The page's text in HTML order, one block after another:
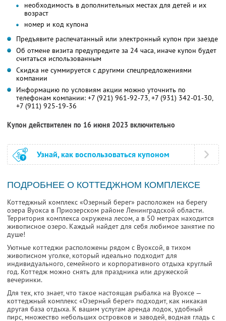
необходимость в дополнительных местах для детей и их
возраст
номер и код купона
Предъявите распечатанный или электронный купон при заезде
Об отмене визита предупредите за 24 часа, иначе купон будет
считаться использованным
Скидка не суммируется с другими спецпредложениями
компании
Информацию по условиям акции можно уточнить по
телефонам компании: +7 (921) 961-92-73, +7 (931) 342-01-30,
+7 (911) 925-19-36
Купон действителен по 16 июня 2023 включительно
Узнай, как воспользоваться купоном
ПОДРОБНЕЕ О КОТТЕДЖНОМ КОМПЛЕКСЕ
Коттеджный комплекс «Озерный берег» расположен на берегу
озера Вуокса в Приозерском районе Ленинградской области.
Территория комплекса окружена лесом, а в 50 метрах находится
живописное озеро. Каждый найдет для себя любимое занятие по
душе!
Уютные коттеджи расположены рядом с Вуоксой, в тихом
живописном уголке, который идеально подходит для
индивидуального, семейного и корпоративного отдыха круглый
год. Коттедж можно снять для праздника или дружеской
вечеринки.
Для тех, кто знает, что такое настоящая рыбалка на Вуоксе —
коттеджный комплекс «Озерный берег» подходит, как никакая
другая база отдыха. К вашим услугам аренда лодок, удобный
пирс, множество небольших островков и заводей, водная гладь с